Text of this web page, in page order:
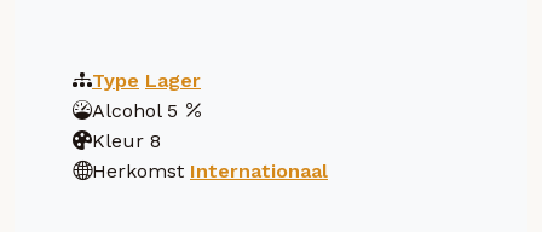
Type Lager
Alcohol 5
Kleur 8
Herkomst Internationaal